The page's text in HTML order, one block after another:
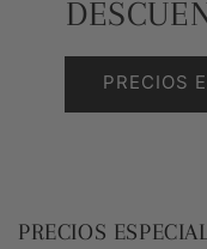
PRECIOS
PRECIOS